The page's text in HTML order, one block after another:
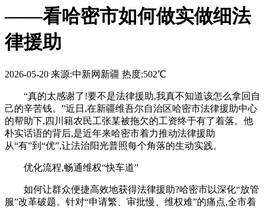
——看哈密市如何做实做细法
律援助
2026-05-20 来源:中新网新疆 热度:502℃
“真的太感谢了!要不是法律援助,我真不知道该怎么拿回自
己的辛苦钱。”近日,在新疆维吾尔自治区哈密市法律援助中心
的帮助下,四川籍农民工张某被拖欠的工资终于有了着落。他
朴实话语的背后,是近年来哈密市着力推动法律援助
从“有”到“优”,让法治阳光普照每个角落的生动实践。
优化流程,畅通维权“快车道”
如何让群众便捷高效地获得法律援助?哈密市以深化“放管
服”改革破题。针对“申请繁、审批慢、维权难”的痛点,全市着